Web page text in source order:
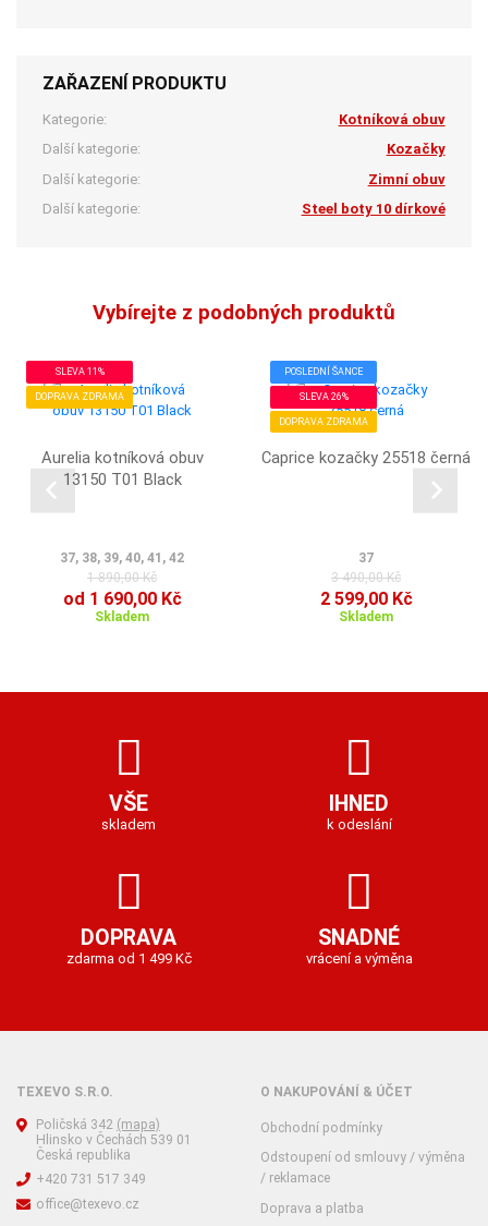
ZAŘAZENÍ PRODUKTU
Kategorie:
Kotníková obuv
Další kategorie:
Kozačky
Další kategorie:
Zimní obuv
Další kategorie:
Steel boty 10 dírkové
Vybírejte z podobných produktů
SLEVA 11%
DOPRAVA ZDRAMA
Aurelia kotníková obuv
13150 T01 Black
37, 38, 39, 40, 41, 42
1 890,00 Kč
od 1 690,00 Kč
Skladem
POSLEDNÍ ŠANCE
SLEVA 26%
DOPRAVA ZDRAMA
Caprice kozačky 25518 černá
37
3 490,00 Kč
2 599,00 Kč
Skladem
VŠE
skladem
IHNED
k odeslání
DOPRAVA
zdarma od 1 499 Kč
SNADNÉ
vrácení a výměna
TEXEVO S.R.O.
Poličská 342 (mapa)
Hlinsko v Čechách 539 01
Česká republika
+420 731 517 349
office@texevo.cz
O NAKUPOVÁNÍ & ÚČET
Obchodní podmínky
Odstoupení od smlouvy / výměna
/ reklamace
Doprava a platba